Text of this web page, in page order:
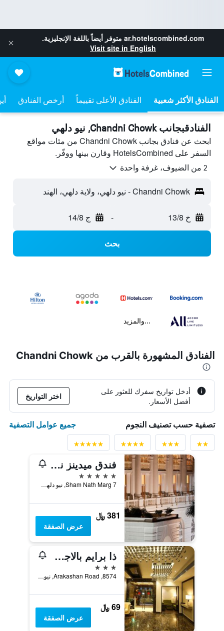
ar.hotelscombined.com متوفر أيضاً باللغة الإنجليزية.
Visit site in English
الفنادق الأعلى تقييماً أرخص الفنادق
الفنادقبجانب Chandni Chowk, نيو دلهي
ابحث عن فنادق بجانب Chandni Chowk من مئات مواقع
السفر على HotelsCombined وقارن بينها ووفّر.
2 من الضيوف، غرفة واحدة
Chandni Chowk - نيو دلهي، ولاية دلهي، الهند
خ 13/8 - ج 14/8
بحث
...والمزيد
الفنادق المشهورة بالقرب من Chandni Chowk
أدخل تواريخ سفرك للعثور على
أفضل الأسعار.
اختر التواريخ
تصفية حسب تصنيف النجوم جميع عوامل التصفية
فندق ميدينز نيو دلهي
5 نجوم
7 Sham Nath Marg, نيو دلهي, الهند
381 ﷼
عرض الصفقة
ذا برايم بالاجي ديلوكس آت نيو ديلهي رايلواي ستيشن
3 نجوم
8574, Arakashan Road, نيو دلهي, الهند
69 ﷼
عرض الصفقة